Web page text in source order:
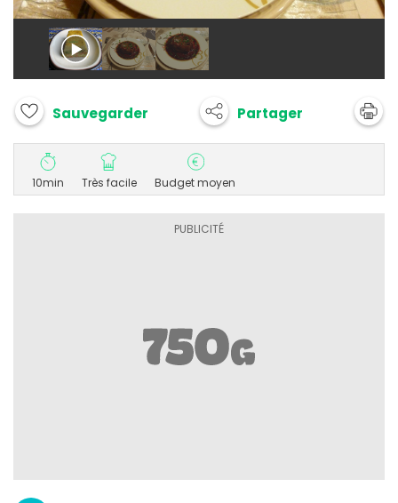
Sauvegarder Partager
10min Très facile Budget moyen